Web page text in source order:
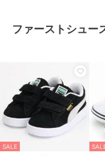
ファーストシュー
SALE